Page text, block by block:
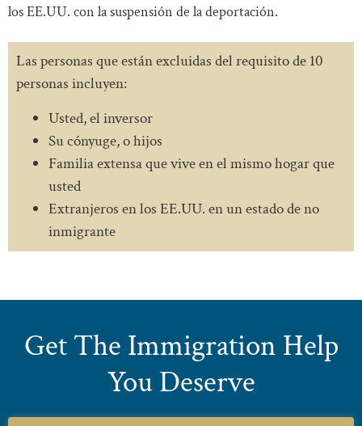
los EE.UU. con la suspensión de la deportación.
Las personas que están excluidas del requisito de 10
personas incluyen:
Usted, el inversor
Su cónyuge, o hijos
Familia extensa que vive en el mismo hogar que
usted
Extranjeros en los EE.UU. en un estado de no
inmigrante
Get The Immigration Help
You Deserve